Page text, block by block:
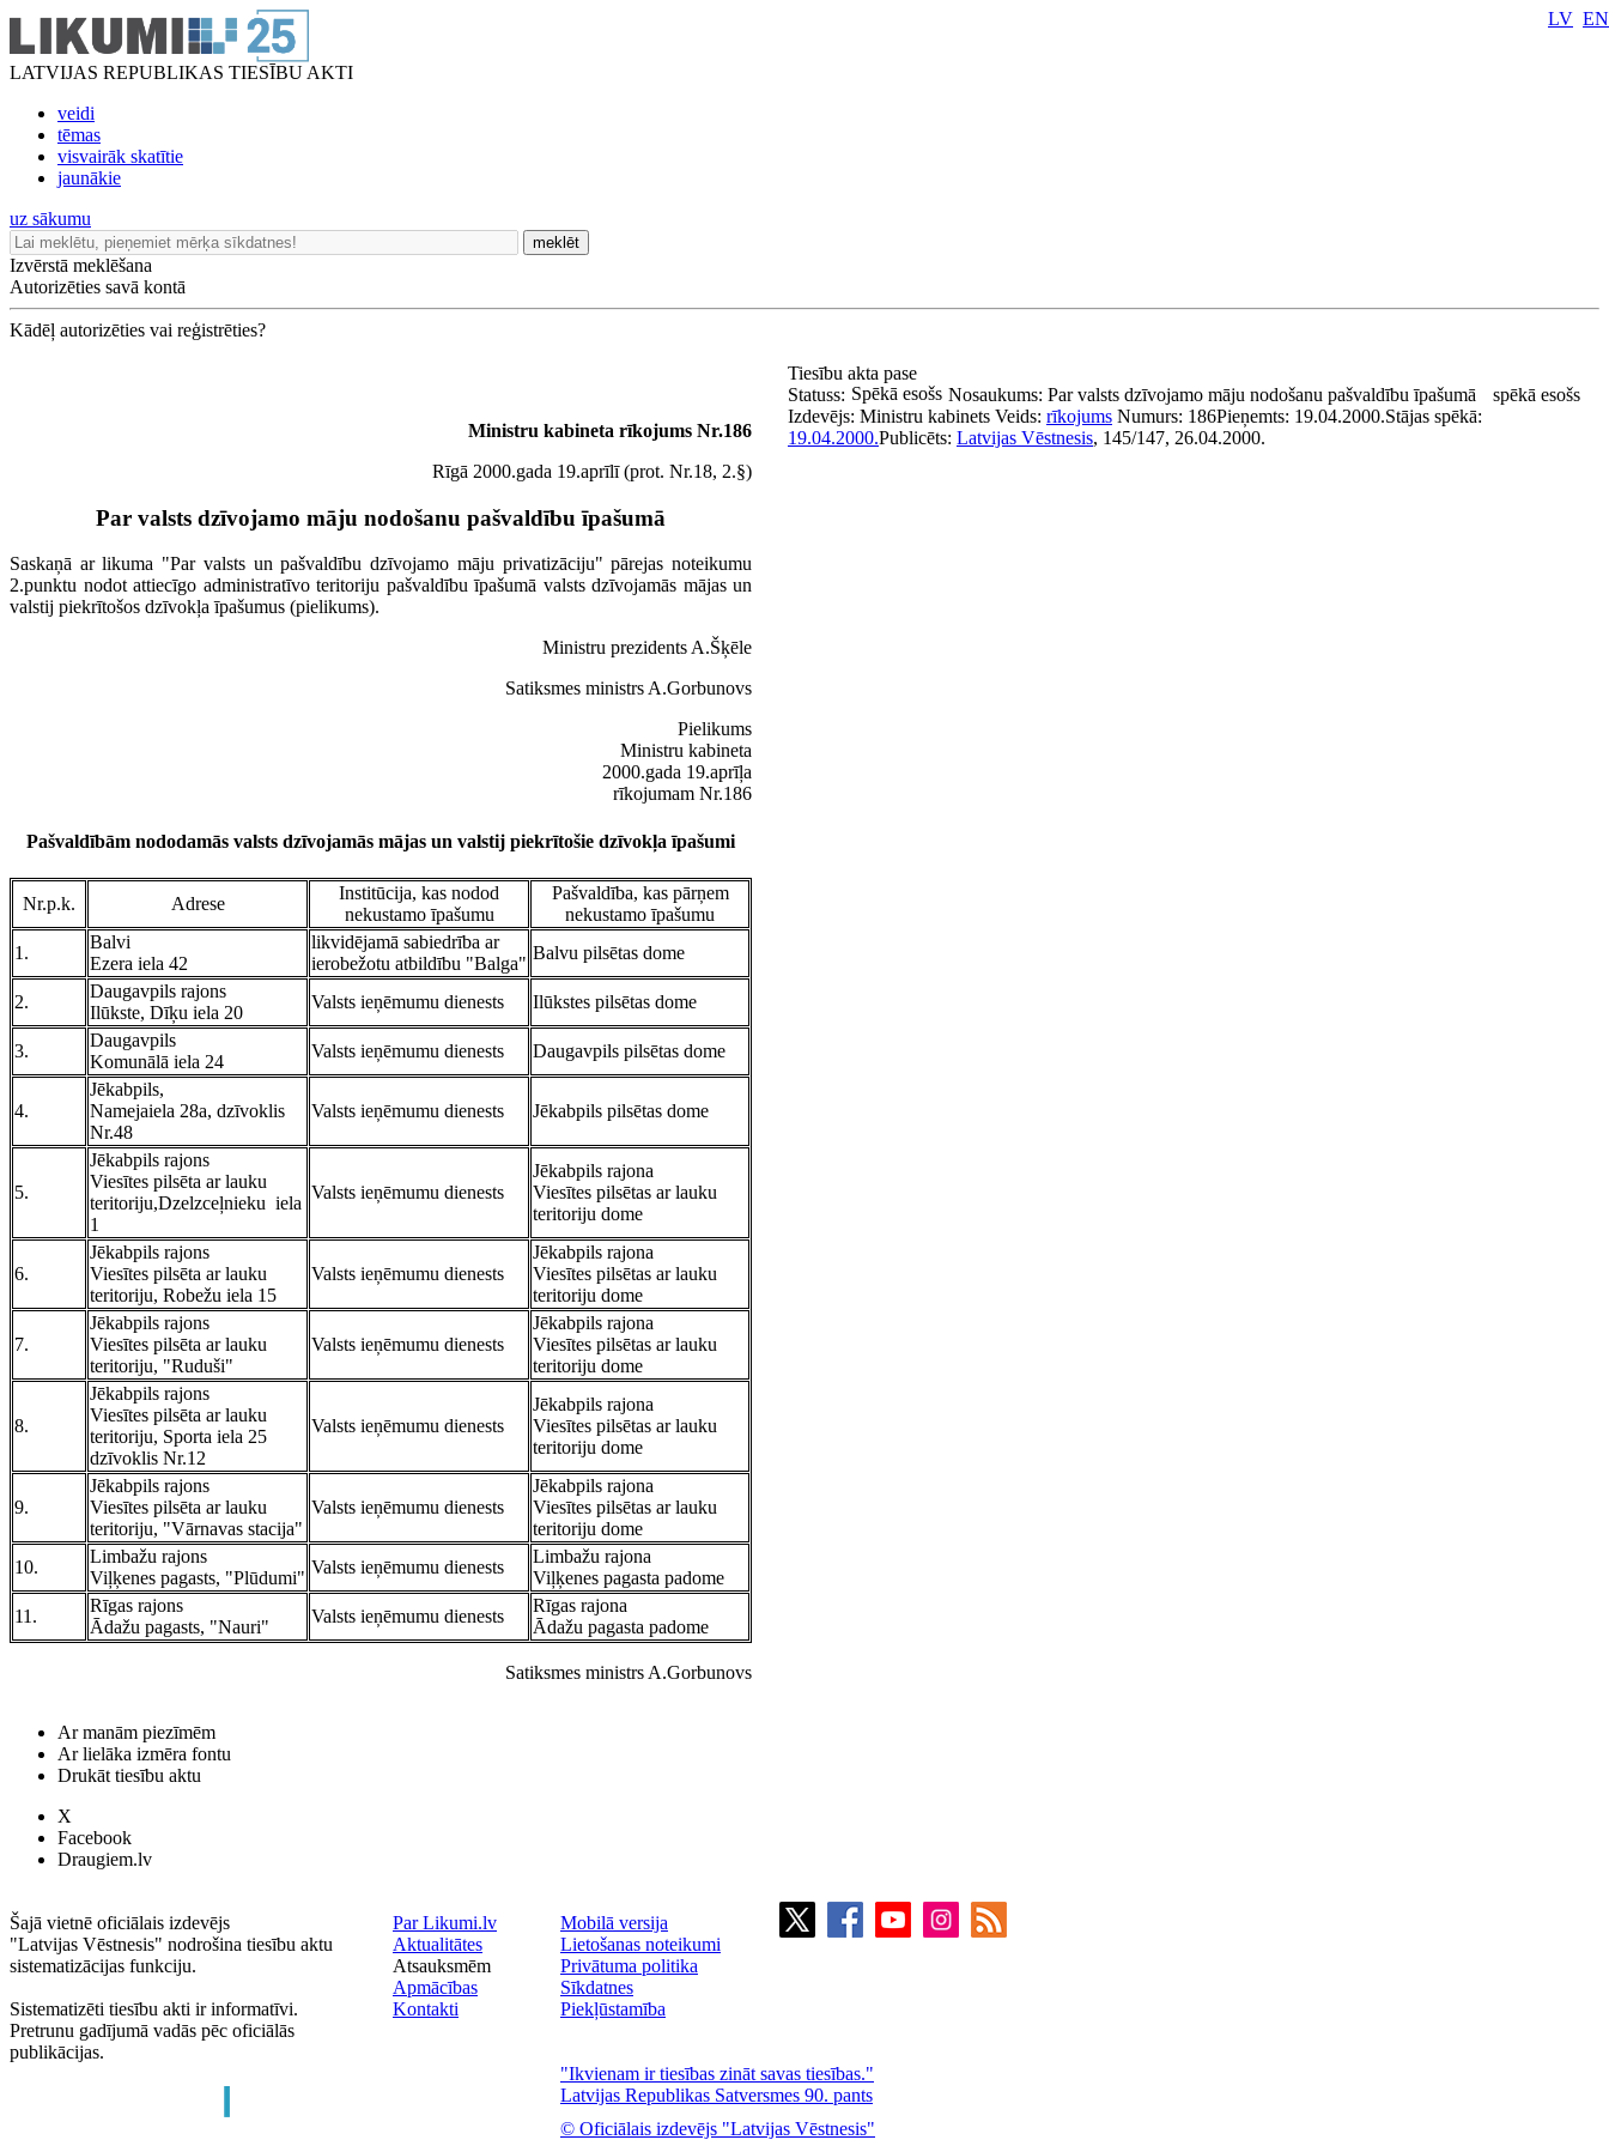
LATVIJAS REPUBLIKAS TIESĪBU AKTI
veidi
tēmas
visvairāk skatītie
jaunākie
LV EN
uz sākumu
meklēt
Izvērstā meklēšana
Autorizēties savā kontā
Kādēļ autorizēties vai reģistrēties?
Ministru kabineta rīkojums Nr.186
Rīgā 2000.gada 19.aprīlī (prot. Nr.18, 2.§)
Par valsts dzīvojamo māju nodošanu pašvaldību īpašumā
Saskaņā ar likuma "Par valsts un pašvaldību dzīvojamo māju privatizāciju" pārejas noteikumu
2.punktu nodot attiecīgo administratīvo teritoriju pašvaldību īpašumā valsts dzīvojamās mājas un
valstij piekrītošos dzīvokļa īpašumus (pielikums).
Ministru prezidents A.Šķēle
Satiksmes ministrs A.Gorbunovs
Pielikums
Ministru kabineta
2000.gada 19.aprīļa
rīkojumam Nr.186
Pašvaldībām nododamās valsts dzīvojamās mājas un valstij piekrītošie dzīvokļa īpašumi
Nr.p.k. Adrese
Institūcija, kas nodod
nekustamo īpašumu
Pašvaldība, kas pārņem
nekustamo īpašumu
1.
Balvi
Ezera iela 42
likvidējamā sabiedrība ar
ierobežotu atbildību "Balga"
Balvu pilsētas dome
2.
Daugavpils rajons
Ilūkste, Dīķu iela 20
Valsts ieņēmumu dienests Ilūkstes pilsētas dome
3.
Daugavpils
Komunālā iela 24
Valsts ieņēmumu dienests Daugavpils pilsētas dome
4.
Jēkabpils,
Namejaiela 28a, dzīvoklis
Nr.48
Valsts ieņēmumu dienests Jēkabpils pilsētas dome
5.
Jēkabpils rajons
Viesītes pilsēta ar lauku
teritoriju,Dzelzceļnieku iela
1
Valsts ieņēmumu dienests
Jēkabpils rajona
Viesītes pilsētas ar lauku
teritoriju dome
6.
Jēkabpils rajons
Viesītes pilsēta ar lauku
teritoriju, Robežu iela 15
Valsts ieņēmumu dienests
Jēkabpils rajona
Viesītes pilsētas ar lauku
teritoriju dome
7.
Jēkabpils rajons
Viesītes pilsēta ar lauku
teritoriju, "Ruduši"
Valsts ieņēmumu dienests
Jēkabpils rajona
Viesītes pilsētas ar lauku
teritoriju dome
8.
Jēkabpils rajons
Viesītes pilsēta ar lauku
teritoriju, Sporta iela 25
dzīvoklis Nr.12
Valsts ieņēmumu dienests
Jēkabpils rajona
Viesītes pilsētas ar lauku
teritoriju dome
9.
Jēkabpils rajons
Viesītes pilsēta ar lauku
teritoriju, "Vārnavas stacija"
Valsts ieņēmumu dienests
Jēkabpils rajona
Viesītes pilsētas ar lauku
teritoriju dome
10.
Limbažu rajons
Viļķenes pagasts, "Plūdumi"
Valsts ieņēmumu dienests
Limbažu rajona
Viļķenes pagasta padome
11.
Rīgas rajons
Ādažu pagasts, "Nauri"
Valsts ieņēmumu dienests
Rīgas rajona
Ādažu pagasta padome
Satiksmes ministrs A.Gorbunovs
Tiesību akta pase
Nosaukums: Par valsts dzīvojamo māju nodošanu pašvaldību īpašumā
Statuss: Spēkā esošs
spēkā esošs
Izdevējs: Ministru kabinets Veids: rīkojums Numurs: 186Pieņemts: 19.04.2000.Stājas spēkā:
19.04.2000.Publicēts: Latvijas Vēstnesis, 145/147, 26.04.2000.
Ar manām piezīmēm
Ar lielāka izmēra fontu
Drukāt tiesību aktu
X
Facebook
Draugiem.lv
Šajā vietnē oficiālais izdevējs
"Latvijas Vēstnesis" nodrošina tiesību aktu
sistematizācijas funkciju.
Sistematizēti tiesību akti ir informatīvi.
Pretrunu gadījumā vadās pēc oficiālās
publikācijas.
Par Likumi.lv
Aktualitātes
Atsauksmēm
Apmācības
Kontakti
Mobilā versija
Lietošanas noteikumi
Privātuma politika
Sīkdatnes
Piekļūstamība
"Ikvienam ir tiesības zināt savas tiesības."
Latvijas Republikas Satversmes 90. pants
© Oficiālais izdevējs "Latvijas Vēstnesis"